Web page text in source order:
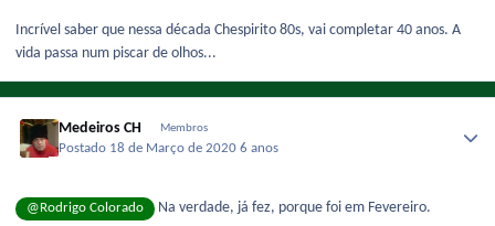
Incrível saber que nessa década Chespirito 80s, vai completar 40 anos. A
vida passa num piscar de olhos...
Medeiros CH Membros
Postado 18 de Março de 20206 anos
@Rodrigo Colorado Na verdade, já fez, porque foi em Fevereiro.